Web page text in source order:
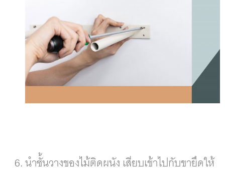
นำชั้นวางของไม้ติดผนัง เสียบเข้าไปกับขายึดให้